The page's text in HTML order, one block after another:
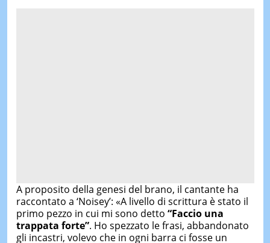
A proposito della genesi del brano, il cantante ha
raccontato a ‘Noisey’: «A livello di scrittura è stato il
primo pezzo in cui mi sono detto “Faccio una
trappata forte”. Ho spezzato le frasi, abbandonato
gli incastri, volevo che in ogni barra ci fosse un